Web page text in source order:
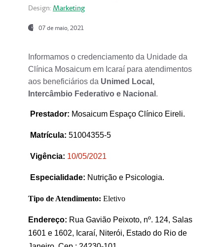
Design: Marketing
07 de maio, 2021
Informamos o credenciamento da Unidade da
Clínica Mosaicum em Icaraí para atendimentos
aos beneficiários da Unimed Local,
Intercâmbio Federativo e Nacional .
Prestador: Mosaicum Espaço Clínico Eireli.
Matrícula: 51004355-5
Vigência: 10/05/2021
Especialidade: Nutrição e Psicologia.
Tipo de Atendimento: Eletivo
Endereço: Rua Gavião Peixoto, nº. 124, Salas
1601 e 1602, Icaraí, Niterói, Estado do Rio de